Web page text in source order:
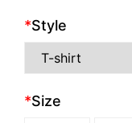
*Style
*Size